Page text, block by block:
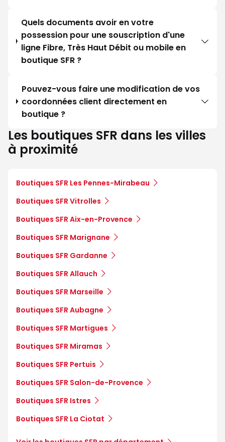
Quels documents avoir en votre
possession pour une souscription d'une
ligne Fibre, Très Haut Débit ou mobile en
boutique SFR ?
Pouvez-vous faire une modification de vos
coordonnées client directement en
boutique ?
Les boutiques SFR dans les villes
à proximité
Boutiques SFR Les Pennes-Mirabeau
Boutiques SFR Vitrolles
Boutiques SFR Aix-en-Provence
Boutiques SFR Marignane
Boutiques SFR Gardanne
Boutiques SFR Allauch
Boutiques SFR Marseille
Boutiques SFR Aubagne
Boutiques SFR Martigues
Boutiques SFR Miramas
Boutiques SFR Pertuis
Boutiques SFR Salon-de-Provence
Boutiques SFR Istres
Boutiques SFR La Ciotat